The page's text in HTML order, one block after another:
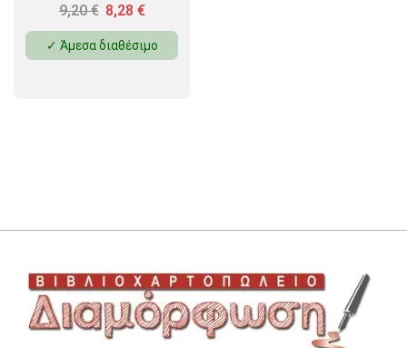
9,20€ 8,28 €
✓ Άμεσα διαθέσιμο